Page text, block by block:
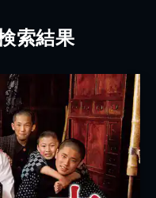
索結果